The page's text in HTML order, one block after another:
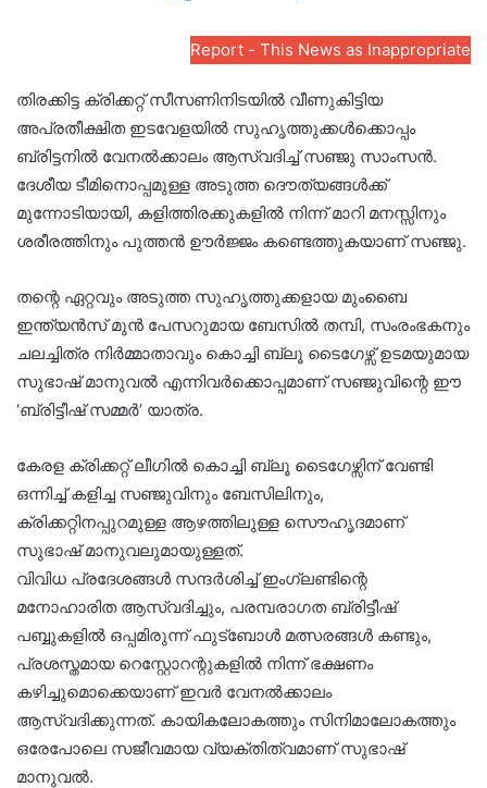
Report - This News as Inappropriate
തിരക്കിട്ട ക്രിക്കറ്റ് സീസണിനിടയിൽ വീണുകിട്ടിയ
അപ്രതീക്ഷിത ഇടവേളയിൽ സുഹൃത്തുക്കൾക്കൊപ്പം
ബ്രിട്ടനിൽ വേനൽക്കാലം ആസ്വദിച്ച് സഞ്ജു സാംസൻ.
ദേശീയ ടീമിനൊപ്പമുള്ള അടുത്ത ദൌത്യങ്ങൾക്ക്
മുന്നോടിയായി, കളിത്തിരക്കുകളിൽ നിന്ന് മാറി മനസ്സിനും
ശരീരത്തിനും പുത്തൻ ഊർജ്ജം കണ്ടെത്തുകയാണ് സഞ്ജു.
തന്റെ ഏറ്റവും അടുത്ത സുഹൃത്തുക്കളായ മുംബൈ
ഇന്ത്യൻസ് മുൻ പേസറുമായ ബേസിൽ തമ്പി, സംരംഭകനും
ചലച്ചിത്ര നിർമ്മാതാവും കൊച്ചി ബ്ലൂ ടൈഗേഴ്സ് ഉടമയുമായ
സുഭാഷ് മാനുവൽ എന്നിവ‍ർക്കൊപ്പമാണ് സഞ്ജുവിന്റെ ഈ
‘ബ്രിട്ടീഷ് സമ്മർ’ യാത്ര.
കേരള ക്രിക്കറ്റ് ലീഗിൽ കൊച്ചി ബ്ലൂ ടൈഗേഴ്സിന് വേണ്ടി
ഒന്നിച്ച് കളിച്ച സഞ്ജുവിനും ബേസിലിനും,
ക്രിക്കറ്റിനപ്പുറമുള്ള ആഴത്തിലുള്ള സൌഹൃദമാണ്
സുഭാഷ് മാനുവലുമായുള്ളത്.
വിവിധ പ്രദേശങ്ങൾ സന്ദർശിച്ച് ഇംഗ്ലണ്ടിന്റെ
മനോഹാരിത ആസ്വദിച്ചും, പരമ്പരാഗത ബ്രിട്ടീഷ്
പബ്ബുകളിൽ ഒപ്പമിരുന്ന് ഫുട്ബോൾ മത്സരങ്ങൾ കണ്ടും,
പ്രശസ്തമായ റെസ്റ്റോറന്റുകളിൽ നിന്ന് ഭക്ഷണം
കഴിച്ചുമൊക്കെയാണ് ഇവർ വേനൽക്കാലം
ആസ്വദിക്കുന്നത്. കായികലോകത്തും സിനിമാലോകത്തും
ഒരേപോലെ സജീവമായ വ്യക്തിത്വമാണ് സുഭാഷ്
മാനുവൽ.